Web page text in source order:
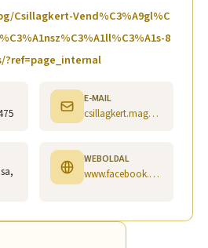
Csillagkert-Vend%C3%A9gl%C
8
?ref=page_internal
E-MAIL
csillagkert.maganszallas@gmail.com
WEBOLDAL
www.facebook.com/pg/Csillagkert-Vend%C3%A9gl%C5%91-%C3%A9s-Mag%C3%A1nsz%C3%A1ll%C3%A1s-851296448549989/posts/?ref=page_internal